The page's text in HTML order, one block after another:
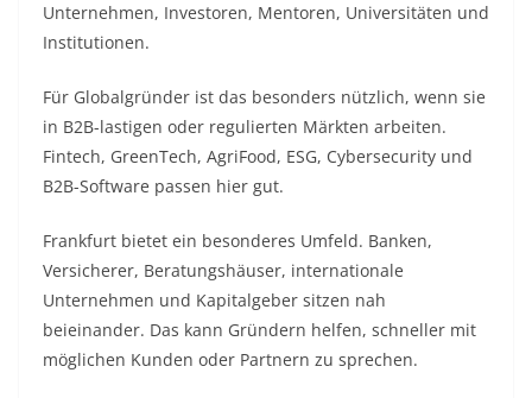
Unternehmen, Investoren, Mentoren, Universitäten und
Institutionen.
Für Globalgründer ist das besonders nützlich, wenn sie
in B2B-lastigen oder regulierten Märkten arbeiten.
Fintech, GreenTech, AgriFood, ESG, Cybersecurity und
B2B-Software passen hier gut.
Frankfurt bietet ein besonderes Umfeld. Banken,
Versicherer, Beratungshäuser, internationale
Unternehmen und Kapitalgeber sitzen nah
beieinander. Das kann Gründern helfen, schneller mit
möglichen Kunden oder Partnern zu sprechen.